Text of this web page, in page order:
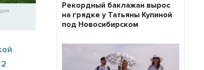
Рекордный баклажан вырос
на грядке у Татьяны Купиной
под Новосибирском